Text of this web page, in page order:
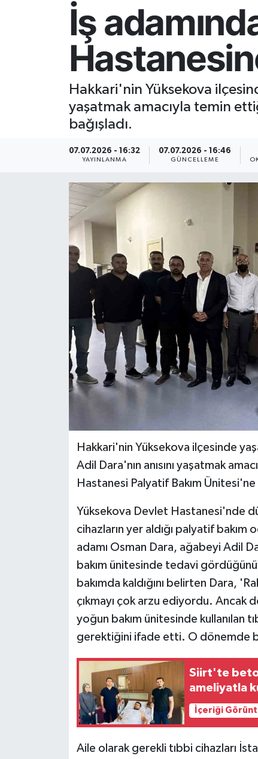
İş
Hakkari'nin Yüksekova
yaşatmak amacıyla temin
bağışladı.
07.07.2026 - 16:32
YAYINLANMA
07.07.2026 - 16:46
GÜNCELLEME
Hakkari'nin Yüksekova ilçesinde
Adil Dara'nın anısını yaşatmak
Hastanesi Palyatif Bakım Ünitesi'ne
Yüksekova Devlet Hastanesi'nde
cihazların yer aldığı palyatif bakım
adamı Osman Dara, ağabeyi Adil
bakım ünitesinde tedavi
bakımda kaldığını belirten Dara,
çıkmayı çok arzu ediyordu. Ancak
yoğun bakım ünitesinde kullanılan
gerektiğini ifade etti. O dönemde
Siirt'te
ameliyatla
İçeriği
Aile olarak gerekli tıbbi cihazları
Resmi İlan